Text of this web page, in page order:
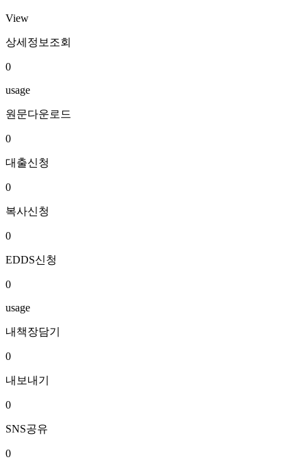
View
상세정보조회
0
usage
원문다운로드
0
대출신청
0
복사신청
0
EDDS신청
0
usage
내책장담기
0
내보내기
0
SNS공유
0